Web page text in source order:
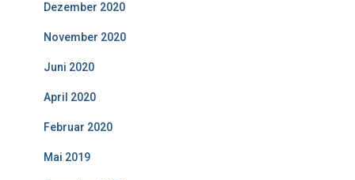
Dezember 2020
November 2020
Juni 2020
April 2020
Februar 2020
Mai 2019